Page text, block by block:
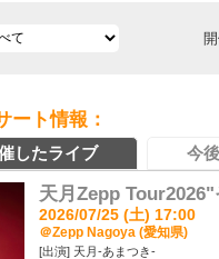
ート情報：
したライブ 今
天月Zepp
2026/07/25 (土) 17:00
＠Zepp Nagoya (愛知県)
[出演] 天月-あまつき-